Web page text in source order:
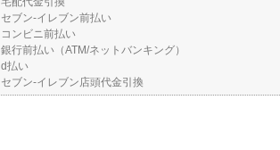
セブン-イレブン前払い
コンビニ前払い
銀行前払い（ATM/ネットバンキング）
d払い
セブン-イレブン店頭代金引換